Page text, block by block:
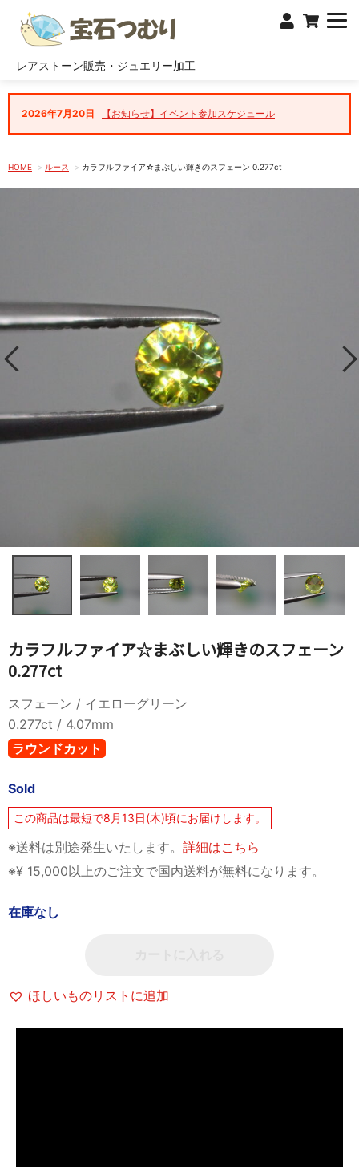
レアストーン販売・ジュエリー加工
2026年7月20日 【お知らせ】イベント参加スケジュール
HOME ルース カラフルファイア☆まぶしい輝きのスフェーン 0.277ct
カラフルファイア☆まぶしい輝きのスフェーン
0.277ct
スフェーン / イエローグリーン
0.277ct / 4.07mm
ラウンドカット
Sold
この商品は最短で8月13日(木)頃にお届けします。
※送料は別途発生いたします。 詳細はこちら
※¥ 15,000以上のご注文で国内送料が無料になります。
在庫なし
ほしいものリストに追加